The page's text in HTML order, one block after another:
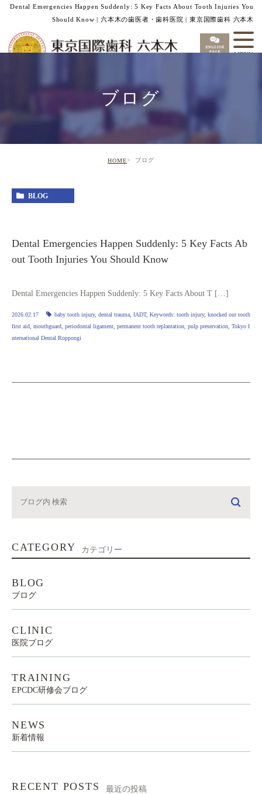
Dental Emergencies Happen Suddenly: 5 Key Facts About Tooth Injuries You
Should Know | 六本木の歯医者・歯科医院 | 東京国際歯科 六本木
ブログ
HOME ブログ
BLOG
Dental Emergencies Happen Suddenly: 5 Key Facts Ab
out Tooth Injuries You Should Know
Dental Emergencies Happen Suddenly: 5 Key Facts About T […]
2026.02.17 baby tooth injury, dental trauma IADT, Keywords: tooth injury, knocked out tooth
first aid mouthguard periodontal ligament permanent tooth replantation pulp preservation Tokyo I
nternational Dental Roppongi
CATEGORY カテゴリー
BLOG
ブログ
CLINIC
医院ブログ
TRAINING
EPCDC研修会ブログ
NEWS
新着情報
RECENT POSTS 最近の投稿